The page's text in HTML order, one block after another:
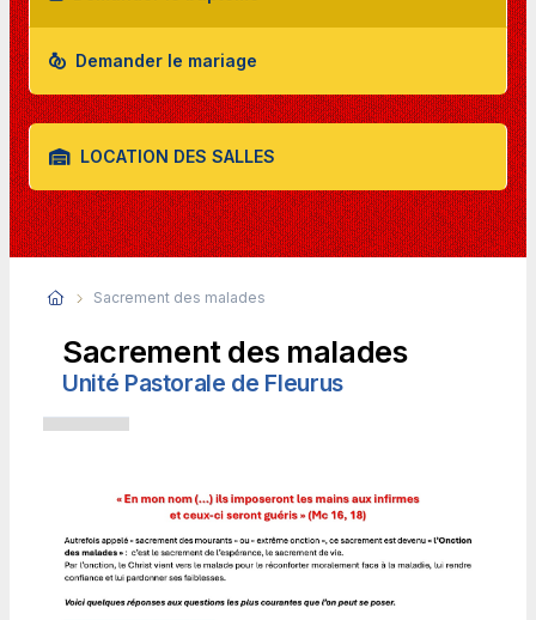
Demander le mariage
LOCATION DES SALLES
Sacrement des malades
Sacrement des malades
Unité Pastorale de Fleurus